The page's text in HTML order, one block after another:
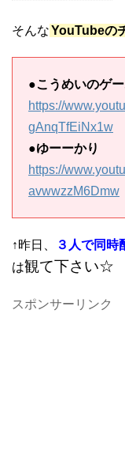
そんなYouTubeの
●こうめいのゲ
https://
gAnqTfEiNx1w
●ゆーーかり
https://
avwwzzM6Dmw
↑昨日、 ３人で同時
は観て下さい☆
スポンサーリンク